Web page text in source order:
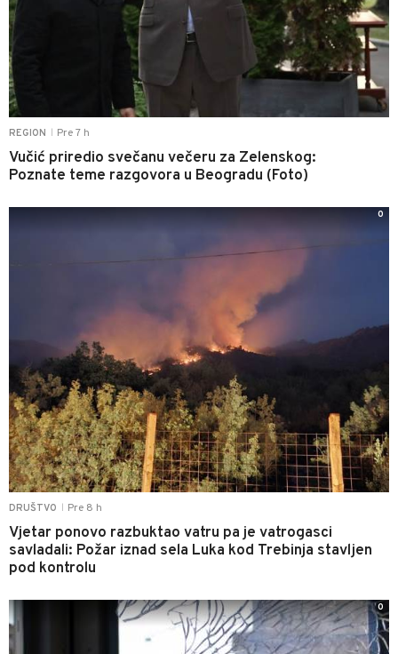
REGION Pre 7 h
Vučić priredio svečanu večeru za Zelenskog:
Poznate teme razgovora u Beogradu (Foto)
DRUŠTVO Pre 8 h
Vjetar ponovo razbuktao vatru pa je vatrogasci
savladali: Požar iznad sela Luka kod Trebinja stavljen
pod kontrolu
0
0